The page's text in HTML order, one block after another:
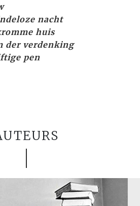
nacht
huis
der verdenking
pen